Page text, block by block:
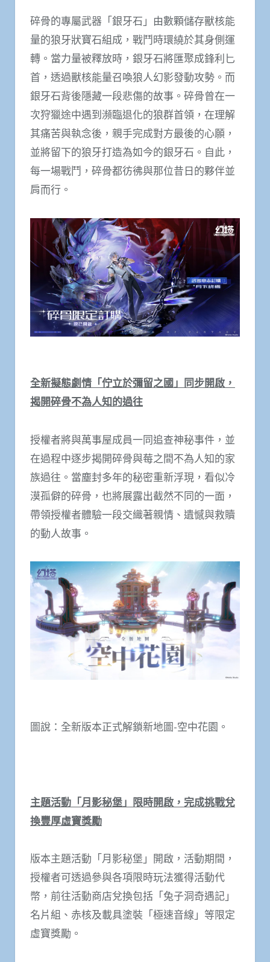
碎骨的專屬武器「銀牙石」由數顆儲存獸核能
量的狼牙狀寶石組成，戰鬥時環繞於其身側運
轉。當力量被釋放時，銀牙石將匯聚成鋒利匕
首，透過獸核能量召喚狼人幻影發動攻勢。而
銀牙石背後隱藏一段悲傷的故事。碎骨曾在一
次狩獵途中遇到瀕臨退化的狼群首領，在理解
其痛苦與執念後，親手完成對方最後的心願，
並將留下的狼牙打造為如今的銀牙石。自此，
每一場戰鬥，碎骨都彷彿與那位昔日的夥伴並
肩而行。
全新擬態劇情「佇立於彌留之國」同步開啟，
揭開碎骨不為人知的過往
授權者將與萬事屋成員一同追查神秘事件，並
在過程中逐步揭開碎骨與莓之間不為人知的家
族過往。當塵封多年的秘密重新浮現，看似冷
漠孤僻的碎骨，也將展露出截然不同的一面，
帶領授權者體驗一段交織著親情、遺憾與救贖
的動人故事。
圖說：全新版本正式解鎖新地圖-空中花園。
主題活動「月影秘堡」限時開啟，完成挑戰兌
換豐厚虛寶獎勵
版本主題活動「月影秘堡」開啟，活動期間，
授權者可透過參與各項限時玩法獲得活動代
幣，前往活動商店兌換包括「兔子洞奇遇記」
名片組、赤核及載具塗裝「極速音線」等限定
虛寶獎勵。